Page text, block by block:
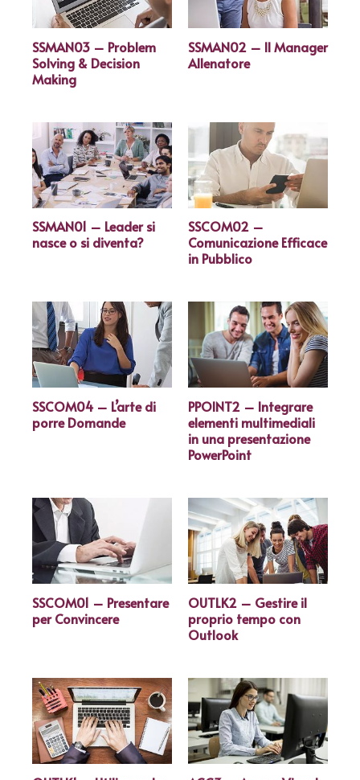
SSMAN03 – Problem
Solving & Decision
Making
SSMAN02 – Il Manager
Allenatore
SSMAN01 – Leader si
nasce o si diventa?
SSCOM02 –
Comunicazione Efficace
in Pubblico
SSCOM04 – L’arte di
porre Domande
PPOINT2 – Integrare
elementi multimediali
in una presentazione
PowerPoint
SSCOM01 – Presentare
per Convincere
OUTLK2 – Gestire il
proprio tempo con
Outlook